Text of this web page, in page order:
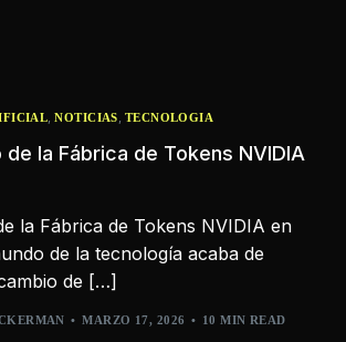
,NOTICIAS, TECNOLOGIA
de la Fábrica de Tokens NVIDIA
la Fábrica de Tokens NVIDIA en
de la tecnología acaba de
de […]
MARZO 17, 2026 10 MIN READ